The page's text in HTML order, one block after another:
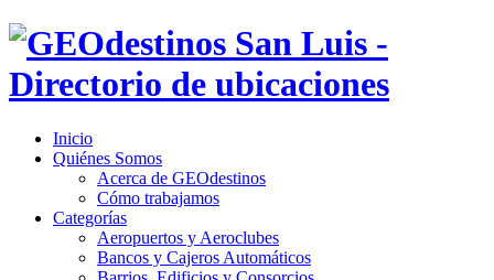
Inicio
Quiénes Somos
Acerca de GEOdestinos
Cómo trabajamos
Categorías
Aeropuertos y Aeroclubes
Bancos y Cajeros Automáticos